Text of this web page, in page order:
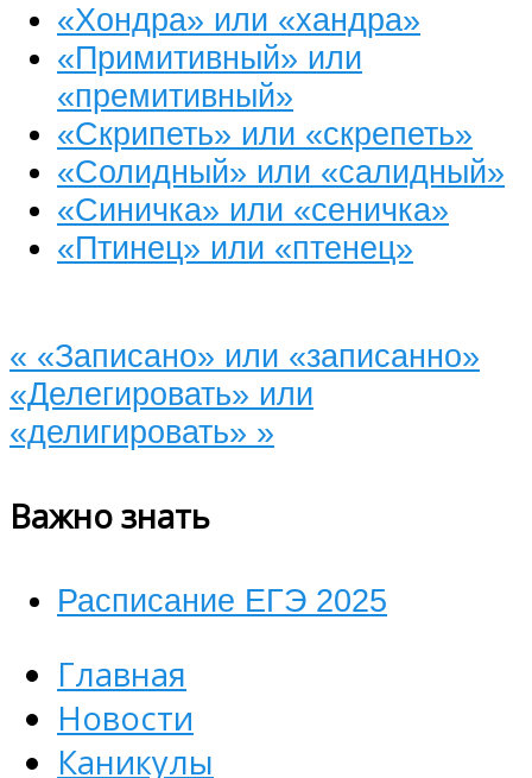
«Хондра» или «хандра»
«Примитивный» или
«премитивный»
«Скрипеть» или «скрепеть»
«Солидный» или «салидный»
«Синичка» или «сеничка»
«Птинец» или «птенец»
« «Записано» или «записанно»
«Делегировать» или
«делигировать» »
Важно знать
Расписание ЕГЭ 2025
Главная
Новости
Каникулы